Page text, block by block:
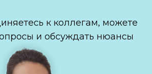
к коллегам, можете
и обсуждать нюансы